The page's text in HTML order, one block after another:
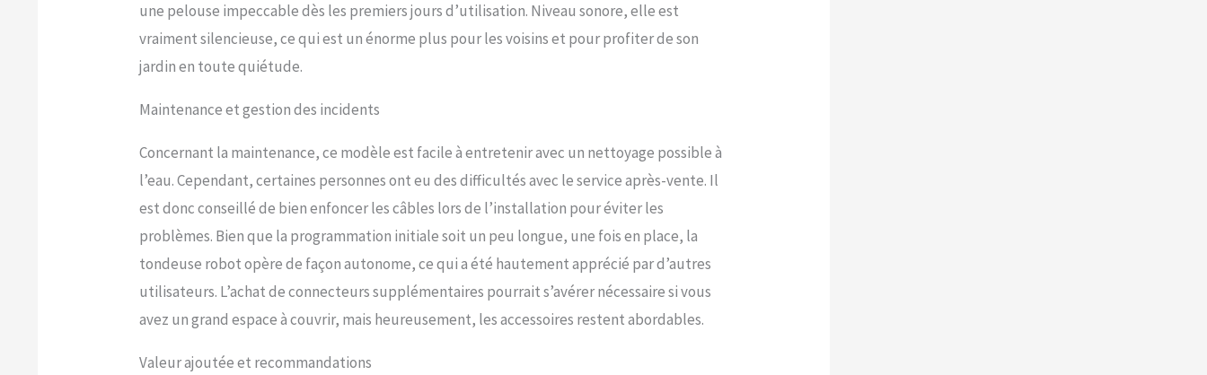
une pelouse impeccable dès les premiers jours d’utilisation. Niveau sonore, elle est
vraiment silencieuse, ce qui est un énorme plus pour les voisins et pour profiter de son
jardin en toute quiétude.
Maintenance et gestion des incidents
Concernant la maintenance, ce modèle est facile à entretenir avec un nettoyage possible à
l’eau. Cependant, certaines personnes ont eu des difficultés avec le service après-vente. Il
est donc conseillé de bien enfoncer les câbles lors de l’installation pour éviter les
problèmes. Bien que la programmation initiale soit un peu longue, une fois en place, la
tondeuse robot opère de façon autonome, ce qui a été hautement apprécié par d’autres
utilisateurs. L’achat de connecteurs supplémentaires pourrait s’avérer nécessaire si vous
avez un grand espace à couvrir, mais heureusement, les accessoires restent abordables.
Valeur ajoutée et recommandations